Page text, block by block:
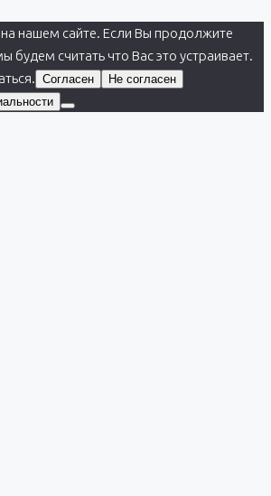
нашем сайте. Если Вы продолжите
будем считать что Вас это устраивает.
Согласен
Не согласен